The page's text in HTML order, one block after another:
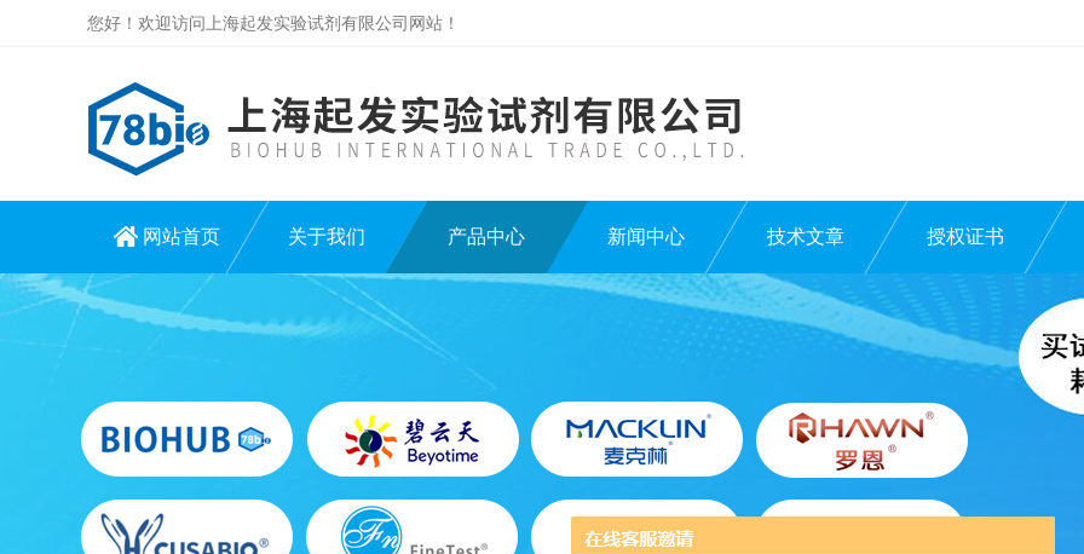
您好！欢迎访问上海起发实验试剂有限公司网站！
网站首页 关于我们 产品中心 新闻中心 技术文章 授权证书